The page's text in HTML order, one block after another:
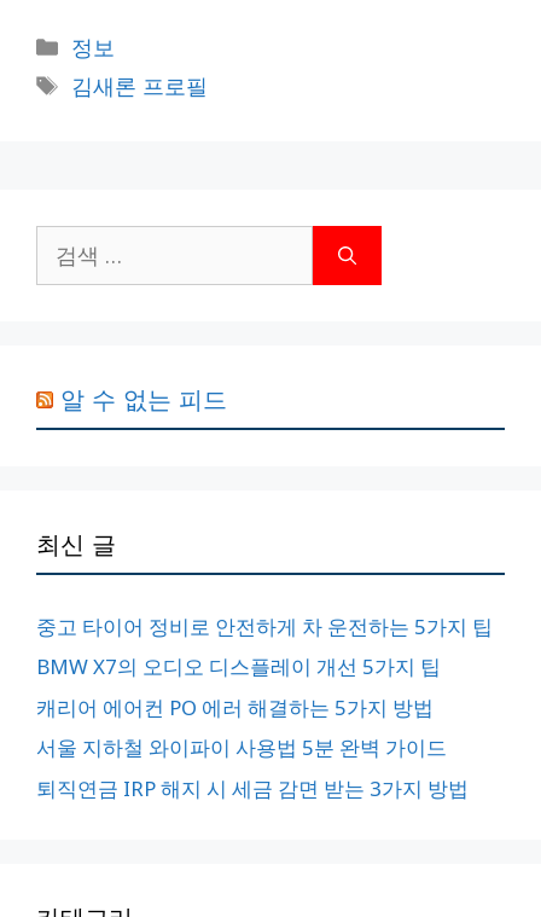
카
테
고
정보
태
김새론 프로필
색:
알 수 없는 피드
최신 글
중고 타이어 정비로 안전하게 차 운전하는 5가지 팁
BMW X7의 오디오 디스플레이 개선 5가지 팁
캐리어 에어컨 PO 에러 해결하는 5가지 방법
서울 지하철 와이파이 사용법 5분 완벽 가이드
퇴직연금 IRP 해지 시 세금 감면 받는 3가지 방법